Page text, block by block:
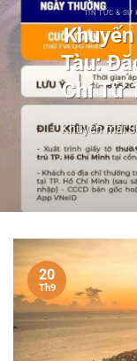
TIN TỨC & SỰ
Tàu:
Chỉ Từ
Khuyến mãi
20
Th9